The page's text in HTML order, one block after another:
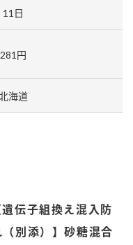
米飯用調味液
Fibee
アム）
組み
11日
281円
北海道
伝子組換え混入防
別添）】砂糖混合